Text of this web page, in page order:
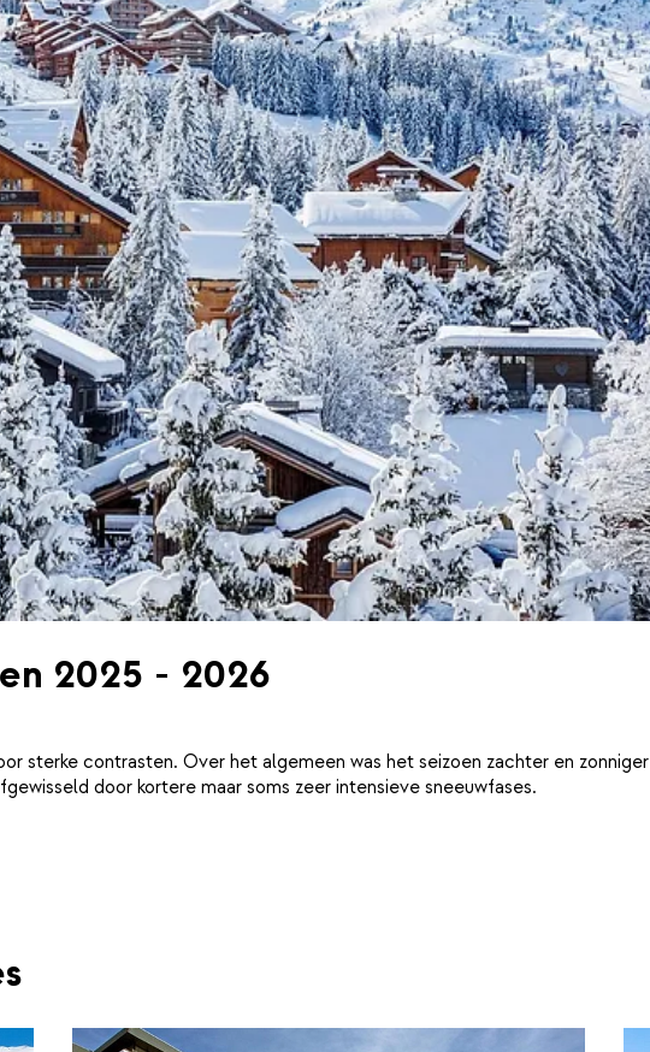
2025 - 2026
sterke contrasten. Over het algemeen was het seizoen zachter en zonniger
door kortere maar soms zeer intensieve sneeuwfases.